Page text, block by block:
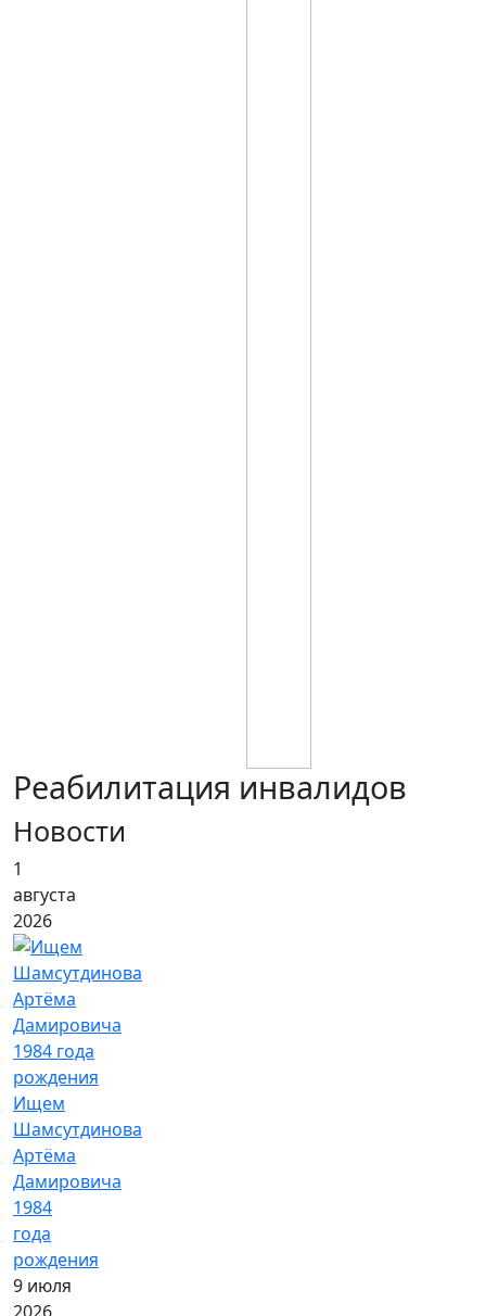
Реабилитация инвалидов
Новости
1
августа
2026
Ищем
Шамсутдинова
Артёма
Дамировича
1984
года
рождения
9 июля